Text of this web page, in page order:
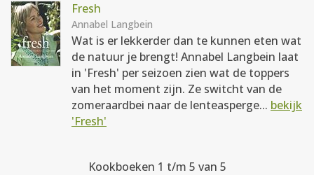
Fresh
Annabel Langbein
Wat is er lekkerder dan te kunnen eten wat
de natuur je brengt! Annabel Langbein laat
in 'Fresh' per seizoen zien wat de toppers
van het moment zijn. Ze switcht van de
zomeraardbei naar de lenteasperge... bekijk
'Fresh'
Kookboeken 1 t/m 5 van 5